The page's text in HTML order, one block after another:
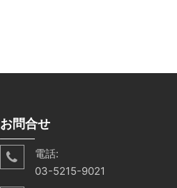
お問合せ
電話:
03-5215-9021